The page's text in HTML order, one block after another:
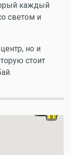
каждый
светом и
но и
стоит